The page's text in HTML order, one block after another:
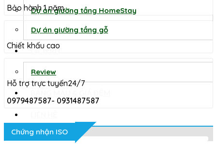
Dự án giường tầng HomeStay
Dự án giường tầng gỗ
DỊCH VỤ
Review
Tin tức
Bảo hành 1 năm
Chiết khấu cao
Hỗ trợ trực tuyến24/7
0979487587- 0931487587
Chứng nhận ISO